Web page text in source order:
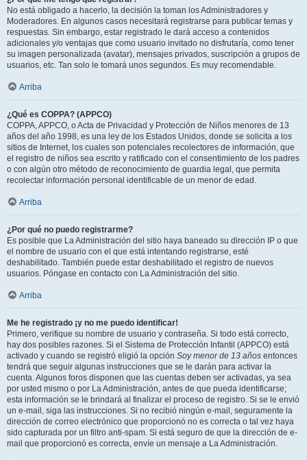
No está obligado a hacerlo, la decisión la toman los Administradores y
Moderadores. En algunos casos necesitará registrarse para publicar temas y
respuestas. Sin embargo, estar registrado le dará acceso a contenidos
adicionales y/o ventajas que como usuario invitado no disfrutaría, como tener
su imagen personalizada (avatar), mensajes privados, suscripción a grupos de
usuarios, etc. Tan solo le tomará unos segundos. Es muy recomendable.
Arriba
¿Qué es COPPA? (APPCO)
COPPA, APPCO, o Acta de Privacidad y Protección de Niños menores de 13
años del año 1998, es una ley de los Estados Unidos, donde se solicita a los
sitios de Internet, los cuales son potenciales recolectores de información, que
el registro de niños sea escrito y ratificado con el consentimiento de los padres
o con algún otro método de reconocimiento de guardia legal, que permita
recolectar información personal identificable de un menor de edad.
Arriba
¿Por qué no puedo registrarme?
Es posible que La Administración del sitio haya baneado su dirección IP o que
el nombre de usuario con el que está intentando registrarse, esté
deshabilitado. También puede estar deshabilitado el registro de nuevos
usuarios. Póngase en contacto con La Administración del sitio.
Arriba
Me he registrado ¡y no me puedo identificar!
Primero, verifique su nombre de usuario y contraseña. Si todo está correcto,
hay dos posibles razones. Si el Sistema de Protección Infantil (APPCO) está
activado y cuando se registró eligió la opción Soy menor de 13 años entonces
tendrá que seguir algunas instrucciones que se le darán para activar la
cuenta. Algunos foros disponen que las cuentas deben ser activadas, ya sea
por usted mismo o por La Administración, antes de que pueda identificarse;
esta información se le brindará al finalizar el proceso de registro. Si se le envió
un e-mail, siga las instrucciones. Si no recibió ningún e-mail, seguramente la
dirección de correo electrónico que proporcionó no es correcta o tal vez haya
sido capturada por un filtro anti-spam. Si está seguro de que la dirección de e-
mail que proporcionó es correcta, envíe un mensaje a La Administración.